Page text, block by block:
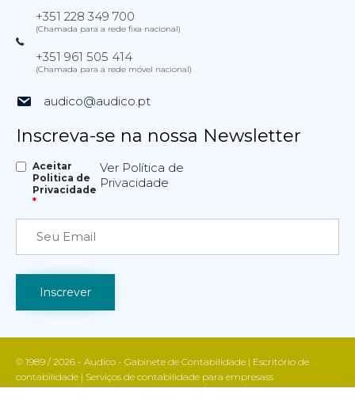
+351 228 349 700
(Chamada para a rede fixa nacional)
+351 961 505 414
(Chamada para a rede móvel nacional)
audico@audico.pt
Inscreva-se na nossa Newsletter
Aceitar
Politica de
Privacidade
*
Ver Política de
Privacidade
© 1989 / 2026 - Audico - Gabinete de Contabilidade | Escritório de
contabilidade | Serviços de contabilidade para empresass